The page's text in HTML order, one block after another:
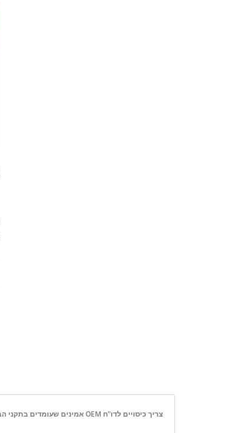
צריך כיסויים לדו"ח OEM אמינים שעומדים בתקני הבטיחות הבינלאומיים?